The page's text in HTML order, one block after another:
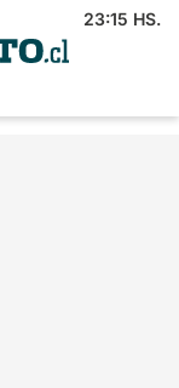
23:15 HS.